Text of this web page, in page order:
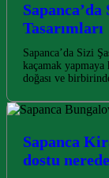
Tasarımları
Sapanca’da Sizi
kaçamak yapmaya
doğası ve
Sapanca
dostu